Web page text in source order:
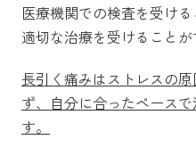
医療機関での検査を受ける
適切な治療を受けることが
長引く痛みはストレスの
ず、自分に合ったペース
す。